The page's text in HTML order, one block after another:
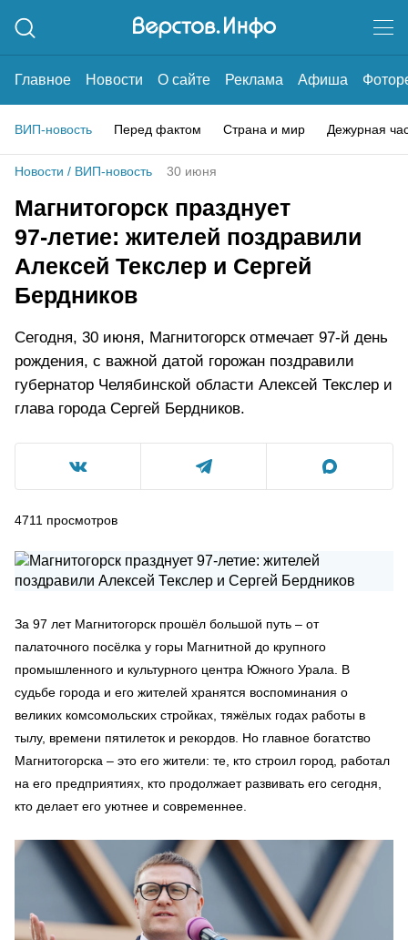
Главное Новости О сайте Реклама Афиша
ВИП-новость Перед фактом Страна и мир Дежурная
Новости / ВИП-новость 30 июня
Магнитогорск празднует
97‑летие: жителей поздравили
Алексей Текслер и Сергей
Бердников
Сегодня, 30 июня, Магнитогорск отмечает 97-й день
рождения, с важной датой горожан поздравили
губернатор Челябинской области Алексей Текслер и
глава города Сергей Бердников.
4711 просмотров
За 97 лет Магнитогорск прошёл большой путь – от
палаточного посёлка у горы Магнитной до крупного
промышленного и культурного центра Южного Урала. В
судьбе города и его жителей хранятся воспоминания о
великих комсомольских стройках, тяжёлых годах работы в
тылу, времени пятилеток и рекордов. Но главное богатство
Магнитогорска – это его жители: те, кто строил город, работал
на его предприятиях, кто продолжает развивать его сегодня,
кто делает его уютнее и современнее.